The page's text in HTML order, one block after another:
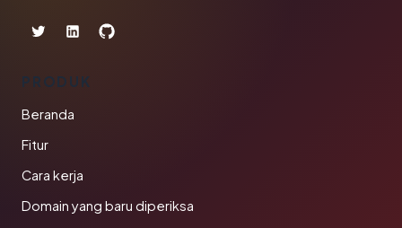
PRODUK
Beranda
Fitur
Cara kerja
Domain yang baru diperiksa